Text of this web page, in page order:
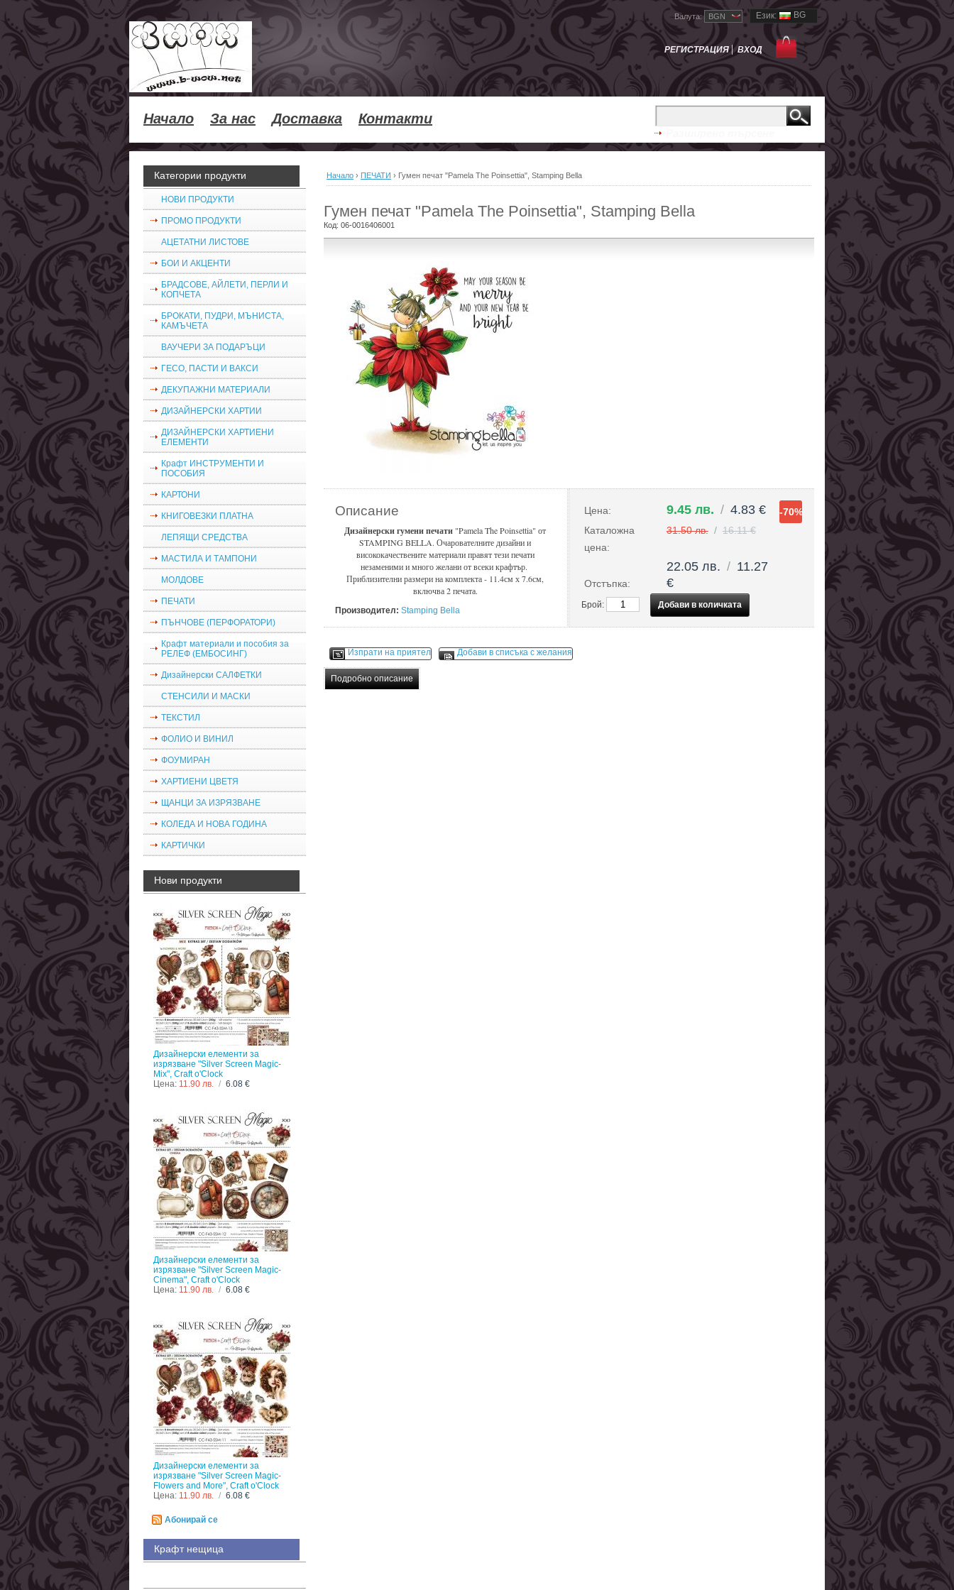
Език: BG
Валута: BGN
РЕГИСТРАЦИЯ ВХОД
Начало За нас Доставка Контакти
Категории продукти
НОВИ ПРОДУКТИ
ПРОМО ПРОДУКТИ
АЦЕТАТНИ ЛИСТОВЕ
БОИ И АКЦЕНТИ
БРАДСОВЕ, АЙЛЕТИ, ПЕРЛИ И
КОПЧЕТА
БРОКАТИ, ПУДРИ, МЪНИСТА,
КАМЪЧЕТА
ВАУЧЕРИ ЗА ПОДАРЪЦИ
ГЕСО, ПАСТИ И ВАКСИ
ДЕКУПАЖНИ МАТЕРИАЛИ
ДИЗАЙНЕРСКИ ХАРТИИ
ДИЗАЙНЕРСКИ ХАРТИЕНИ
ЕЛЕМЕНТИ
Крафт ИНСТРУМЕНТИ И
ПОСОБИЯ
КАРТОНИ
КНИГОВЕЗКИ ПЛАТНА
ЛЕПЯЩИ СРЕДСТВА
МАСТИЛА И ТАМПОНИ
МОЛДОВЕ
ПЕЧАТИ
ПЪНЧОВЕ (ПЕРФОРАТОРИ)
Крафт материали и пособия за
РЕЛЕФ (ЕМБОСИНГ)
Дизайнерски САЛФЕТКИ
СТЕНСИЛИ И МАСКИ
ТЕКСТИЛ
ФОЛИО И ВИНИЛ
ФОУМИРАН
ХАРТИЕНИ ЦВЕТЯ
ЩАНЦИ ЗА ИЗРЯЗВАНЕ
КОЛЕДА И НОВА ГОДИНА
КАРТИЧКИ
Нови продукти
Дизайнерски елементи за
изрязване "Silver Screen Magic-
Mix", Craft o'Clock
Цена: 11.90 лв. / 6.08 €
Дизайнерски елементи за
изрязване "Silver Screen Magic-
Cinema", Craft o'Clock
Цена: 11.90 лв. / 6.08 €
Дизайнерски елементи за
изрязване "Silver Screen Magic-
Flowers and More", Craft o'Clock
Цена: 11.90 лв. / 6.08 €
Абонирай се
Крафт нещица
Начало › ПЕЧАТИ › Гумен печат "Pamela The Poinsettia", Stamping Bella
Гумен печат "Pamela The Poinsettia", Stamping Bella
Код: 06-0016406001
Описание
Дизайнерски гумени печати "Pamela The Poinsettia" от
STAMPING BELLA. Очарователните дизайни и
висококачествените материали правят тези печати
незаменими и много желани от всеки крафтър.
Приблизителни размери на комплекта - 11.4см х 7.6см,
включва 2 печата.
Производител: Stamping Bella
-70%
Цена: 9.45 лв. / 4.83 €
Каталожна
цена:
31.50 лв. / 16.11 €
Отстъпка:
22.05 лв. / 11.27
€
Брой:
Изпрати на приятел Добави в списъка с желания
Подробно описание